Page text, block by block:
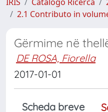
2.1 Contributo in
Gërmime në
DE ROSA, Fiorella
2017-01-01
Scheda breve